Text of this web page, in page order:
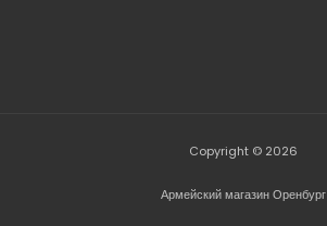
Copyright © 2026
Армейский магазин Оренбург